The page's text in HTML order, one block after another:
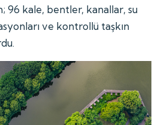
96 kale, bentler, kanallar, su
ve kontrollü taşkın